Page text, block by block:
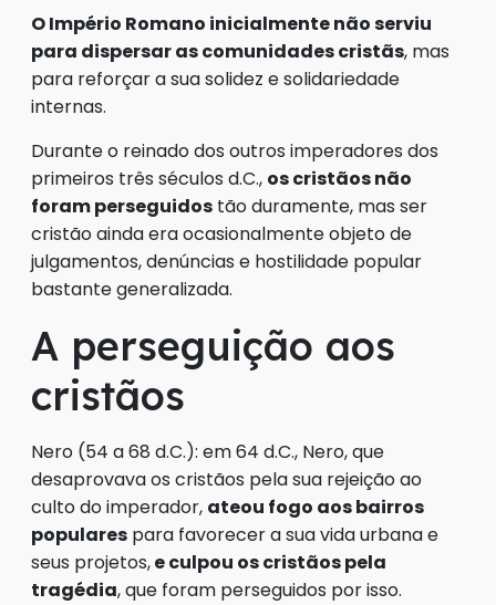
O Império Romano inicialmente não serviu
para dispersar as comunidades cristãs, mas
para reforçar a sua solidez e solidariedade
internas.
Durante o reinado dos outros imperadores dos
primeiros três séculos d.C., os cristãos não
foram perseguidos tão duramente, mas ser
cristão ainda era ocasionalmente objeto de
julgamentos, denúncias e hostilidade popular
bastante generalizada.
A perseguição aos
cristãos
Nero (54 a 68 d.C.): em 64 d.C., Nero, que
desaprovava os cristãos pela sua rejeição ao
culto do imperador, ateou fogo aos bairros
populares para favorecer a sua vida urbana e
seus projetos,e culpou os cristãos pela
tragédia, que foram perseguidos por isso.